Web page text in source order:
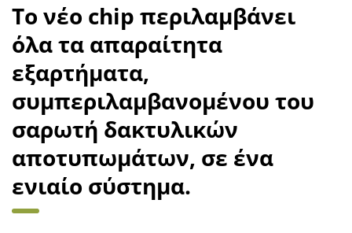
Το νέο chip περιλαμβάνει
όλα τα απαραίτητα
εξαρτήματα,
συμπεριλαμβανομένου του
σαρωτή δακτυλικών
αποτυπωμάτων, σε ένα
ενιαίο σύστημα.